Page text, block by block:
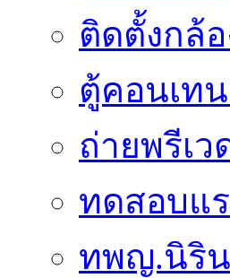
ติดตั้งกล้
ตู้คอนเท
ถ่ายพรีเว
ทดสอบแ
ทพญ.นิริ